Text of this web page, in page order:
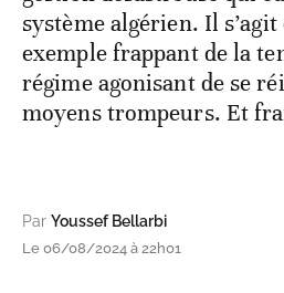
système algérien. Il
exemple frappant de la
régime agonisant de se
moyens trompeurs. Et
Par Youssef Bellarbi
Le 06/08/2024 à 22h01